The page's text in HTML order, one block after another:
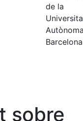
de la
Barcelona
sobre